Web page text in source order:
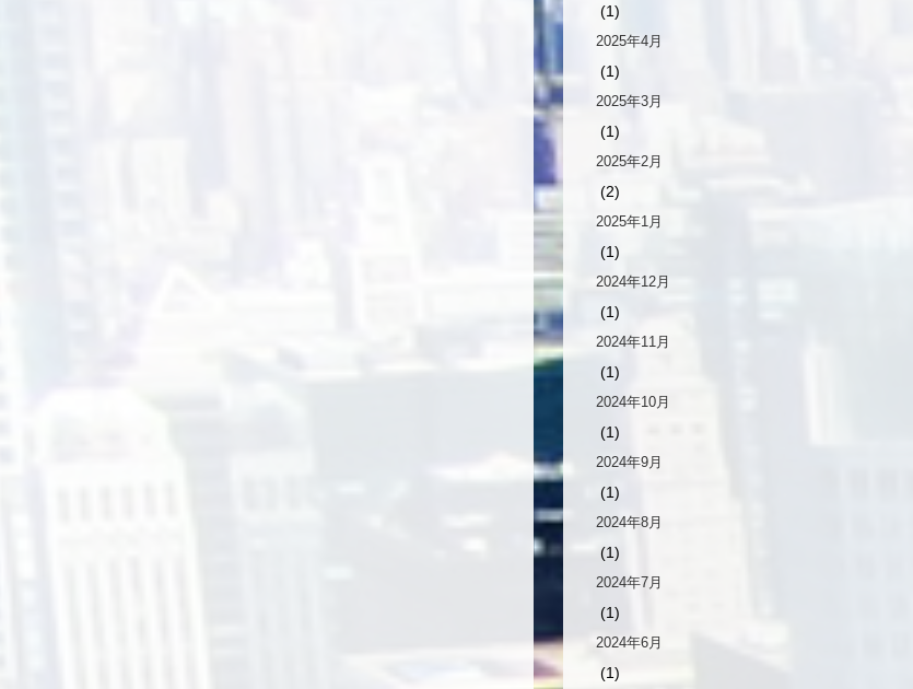
(1)
2025年4月
(1)
2025年3月
(1)
2025年2月
(2)
2025年1月
(1)
2024年12月
(1)
2024年11月
(1)
2024年10月
(1)
2024年9月
(1)
2024年8月
(1)
2024年7月
(1)
2024年6月
(1)